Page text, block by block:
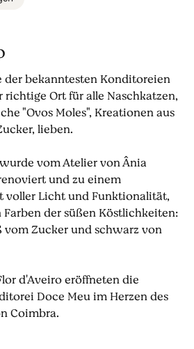
der bekanntesten Konditoreien
richtige Ort für alle Naschkatzen,
"Ovos Moles", Kreationen aus
lieben.
vom Atelier von Ânia
und zu einem
voller Licht und Funktionalität,
der süßen Köstlichkeiten:
vom Zucker und schwarz von
d'Aveiro eröffneten die
Doce Meu im Herzen des
Coimbra.